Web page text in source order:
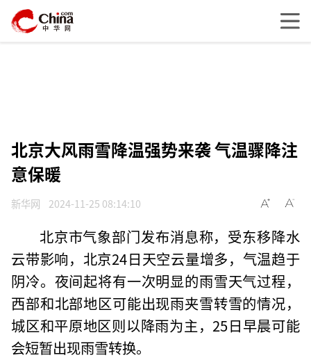
北京大风雨雪降温强势来袭 气温骤降注
意保暖
新华网 2024-11-25 08:14:10
北京市气象部门发布消息称，受东移降水
云带影响，北京24日天空云量增多，气温趋于
阴冷。夜间起将有一次明显的雨雪天气过程，
西部和北部地区可能出现雨夹雪转雪的情况，
城区和平原地区则以降雨为主，25日早晨可能
会短暂出现雨雪转换。